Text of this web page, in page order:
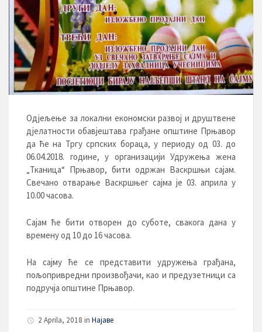
Одјељење за локални економски развој и друштвене
дјелатности обавјештава грађане општине Прњавор
да ће на Тргу српских бораца, у периоду од 03. до
06.04.2018. године, у организацији Удружења жена
„Тканица“ Прњавор, бити одржан Васкршњи сајам.
Свечано отварање Васкршњег сајма је 03. априла у
10.00 часова.
Сајам ће бити отворен до суботе, свакога дана у
времену од 10 до 16 часова.
На сајму ће се представити удружења грађана,
пољопривредни произвођачи, као и предузетници са
подручја општине Прњавор.
2 Aprila, 2018 in Најаве